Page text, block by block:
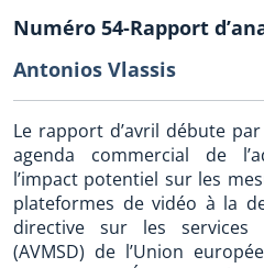
Numéro 54-Rapport
Antonios Vlassis
Le rapport d’avril débute
agenda commercial de
l’impact potentiel sur les
plateformes de vidéo à la
directive sur les services
(AVMSD) de l’Union